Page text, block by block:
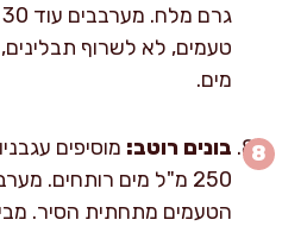
טעמים, לא לשרוף
מים.
בונים רוטב: מוסיפים
250 מ"ל מים רותחים.
הטעמים מתחתית הסיר.